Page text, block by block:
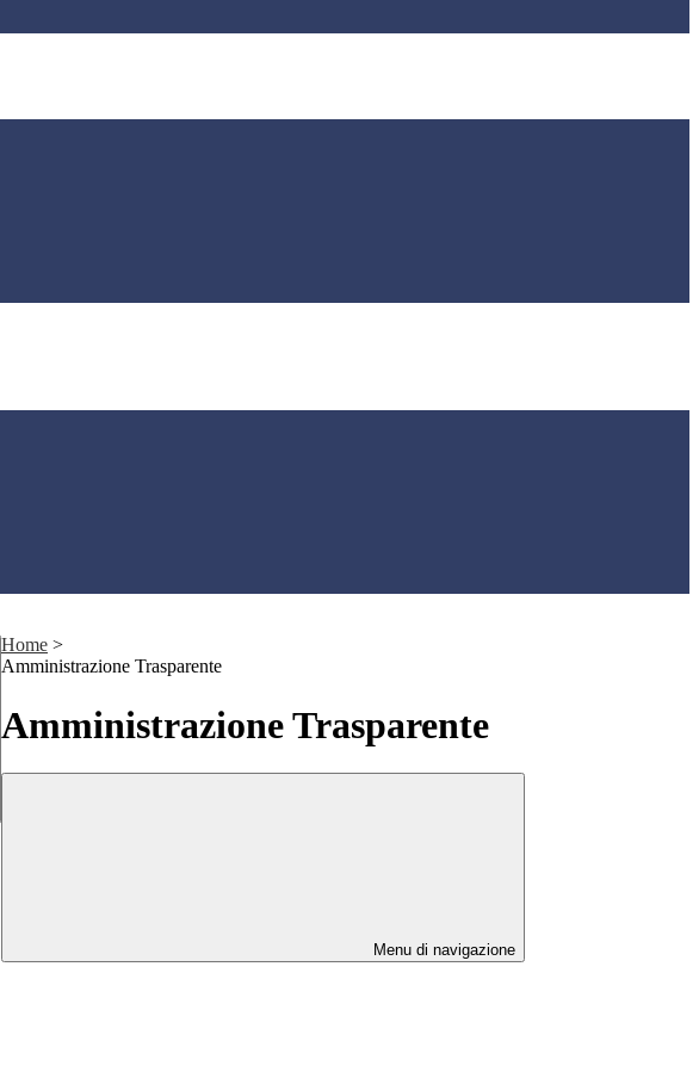
Home >
Amministrazione Trasparente
Amministrazione Trasparente
Menu di navigazione